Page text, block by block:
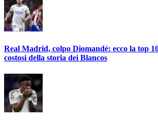
Real Madrid, colpo Diomandé: ecco la top
costosi della storia dei Blancos